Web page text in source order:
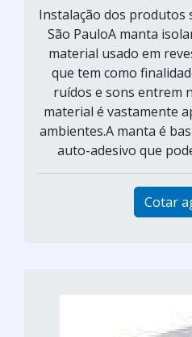
Instalação dos produtos
São PauloA manta
material usado em
que tem como
ruídos e sons entrem
material é vastamente
ambientes.A manta é
auto-adesivo que
Cotar